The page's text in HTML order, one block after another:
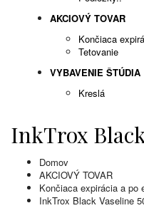
AKCIOVÝ TOVAR
Končiaca
Tetovanie
VYBAVENIE ŠTÚDIA
Kreslá
InkTrox
Domov
AKCIOVÝ TOVAR
Končiaca expirácia a po
InkTrox Black Vaseline